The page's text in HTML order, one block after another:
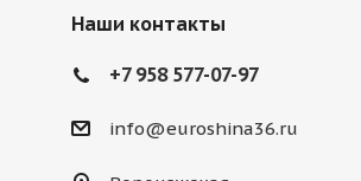
Наши контакты
+7 958 577-07-97
info@euroshina36.ru